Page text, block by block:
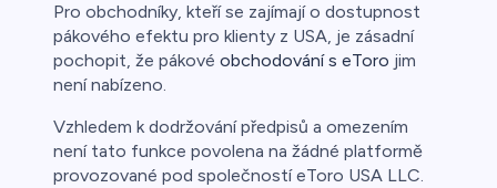
Pro obchodníky, kteří se zajímají o dostupnost
pákového efektu pro klienty z USA, je zásadní
pochopit, že pákové obchodování s eToro jim
není nabízeno.
Vzhledem k dodržování předpisů a omezením
není tato funkce povolena na žádné platformě
provozované pod společností eToro USA LLC.